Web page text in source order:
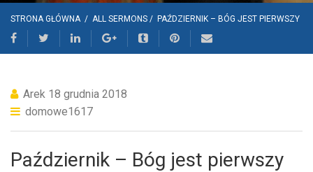
STRONA GŁÓWNA / ALL SERMONS / PAŹDZIERNIK – BÓG JEST PIERWSZY
Arek 18 grudnia 2018
domowe1617
Październik – Bóg jest pierwszy